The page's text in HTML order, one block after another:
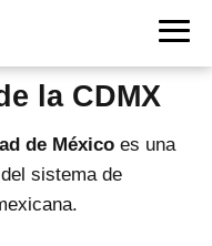
la CDMX
de México es una
sistema de